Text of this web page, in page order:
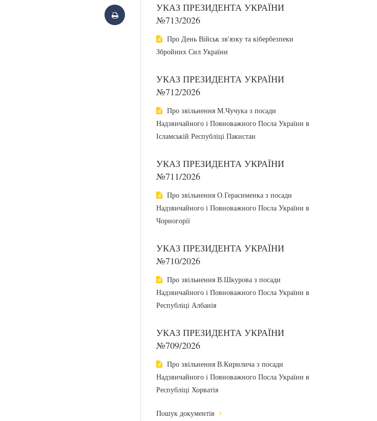
УКАЗ ПРЕЗИДЕНТА УКРАЇНИ
№713/2026
Про День Військ зв'язку та кібербезпеки
Збройних Сил України
УКАЗ ПРЕЗИДЕНТА УКРАЇНИ
№712/2026
Про звільнення М.Чучука з посади
Надзвичайного і Повноважного Посла України в
Ісламській Республіці Пакистан
УКАЗ ПРЕЗИДЕНТА УКРАЇНИ
№711/2026
Про звільнення О.Герасименка з посади
Надзвичайного і Повноважного Посла України в
Чорногорії
УКАЗ ПРЕЗИДЕНТА УКРАЇНИ
№710/2026
Про звільнення В.Шкурова з посади
Надзвичайного і Повноважного Посла України в
Республіці Албанія
УКАЗ ПРЕЗИДЕНТА УКРАЇНИ
№709/2026
Про звільнення В.Кирилича з посади
Надзвичайного і Повноважного Посла України в
Республіці Хорватія
Пошук документів